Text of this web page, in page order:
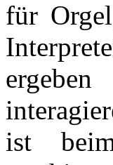
für
ist